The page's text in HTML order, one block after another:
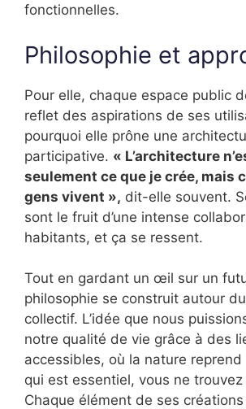
fonctionnelles.
Philosophie et
Pour elle, chaque espace public
reflet des aspirations de ses
pourquoi elle prône une
participative. « L’architecture
seulement ce que je crée, mais
gens vivent », dit-elle souvent.
sont le fruit d’une intense
habitants, et ça se ressent.
Tout en gardant un œil sur un
philosophie se construit autour
collectif. L’idée que nous
notre qualité de vie grâce à des
accessibles, où la nature reprend
qui est essentiel, vous ne trouvez
Chaque élément de ses